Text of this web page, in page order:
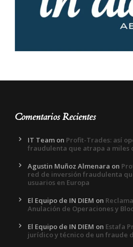
Comentarios Recientes
IT Team on Profit-Trades: así
fraudulenta que atrapa a miles
Agustin Muñoz Almenara on
red de inversión fraudulenta
usuarios en Europa
El Equipo de IN DIEM on
Anulación de Operaciones y
El Equipo de IN DIEM on Estafa
jurídico y técnico de un fraude